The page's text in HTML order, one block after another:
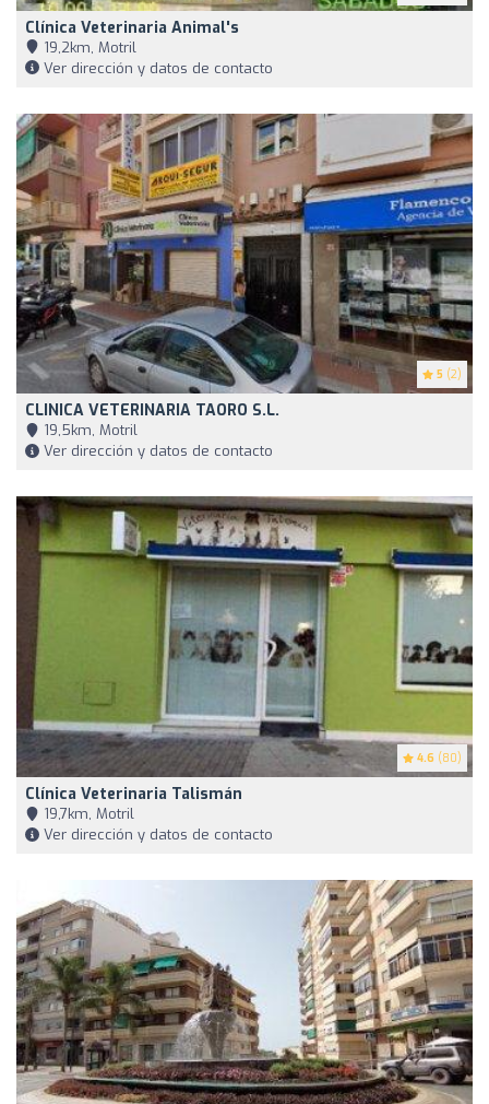
Clínica Veterinaria Animal's
19,2km, Motril
Ver dirección y datos de contacto
5 (2)
CLINICA VETERINARIA TAORO S.L.
19,5km, Motril
Ver dirección y datos de contacto
4.6 (80)
Clínica Veterinaria Talismán
19,7km, Motril
Ver dirección y datos de contacto